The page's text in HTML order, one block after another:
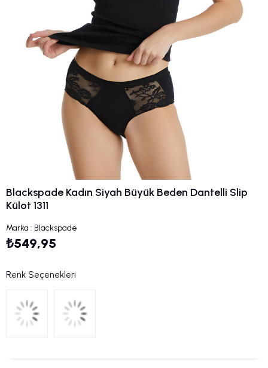
Blackspade Kadın Siyah Büyük Beden Dantelli Slip
Külot 1311
Marka : Blackspade
₺549,95
Renk Seçenekleri